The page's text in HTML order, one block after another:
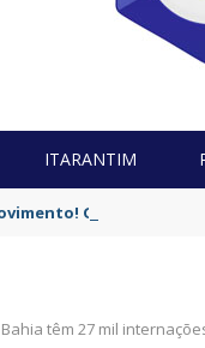
ITARANTIM
Grupo
têm 27 mil